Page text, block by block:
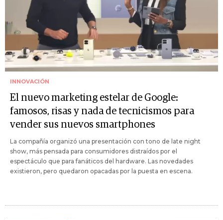
INNOVACIÓN
El nuevo marketing estelar de Google:
famosos, risas y nada de tecnicismos para
vender sus nuevos smartphones
La compañía organizó una presentación con tono de late night
show, más pensada para consumidores distraídos por el
espectáculo que para fanáticos del hardware. Las novedades
existieron, pero quedaron opacadas por la puesta en escena.